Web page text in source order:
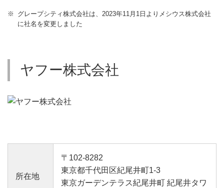
グレープシティ株式会社は、2023年11月1日よりメシウス株式会社
に社名を変更しました
ヤフー株式会社
所在地
〒102-8282
東京都千代田区紀尾井町1-3
東京ガーデンテラス紀尾井町 紀尾井タワ